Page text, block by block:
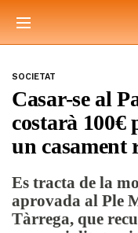
SOCIETAT
Casar-se al
costarà 100€
un casament
Es tracta de la
aprovada al Ple
Tàrrega, que